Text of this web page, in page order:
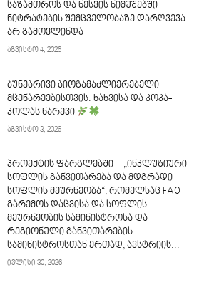
საზამთროს და ნესვის ნიმუშებში
ნიტრატების შემცველობაზე დარღვევა
არ გამოვლინდა
აგვისტო 4, 2026
ბუნებრივი ბიოგამაძლიერებელი
მცენარეებისთვის: ხახვისა და კოკა-
კოლას ნარევი
აგვისტო 3, 2026
პროექტის ფარგლებში – „ინკლუზიური
სოფლის განვითარება და მდგრადი
სოფლის მეურნეობა“, რომელსაც FAO
გარემოს დაცვისა და სოფლის
მეურნეობის სამინისტროსა და
რეგიონული განვითარების
სამინისტროსთან ერთად, ავსტრიის...
ივლისი 30, 2026